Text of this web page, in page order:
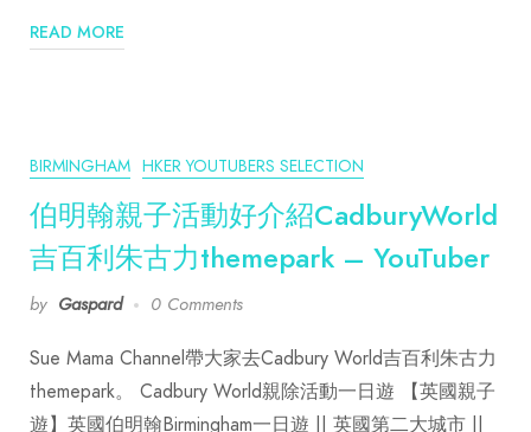
READ MORE
BIRMINGHAM HKER YOUTUBERS SELECTION
伯明翰親子活動好介紹CadburyWorld
吉百利朱古力themepark – YouTuber
by Gaspard 0 Comments
Sue Mama Channel帶大家去Cadbury World吉百利朱古力
themepark。 Cadbury World親除活動一日遊 【英國親子
遊】英國伯明翰Birmingham一日遊 || 英國第二大城市 ||